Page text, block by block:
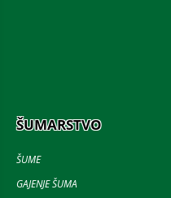
ŠUMARSTVO
ŠUME
GAJENJE ŠUMA